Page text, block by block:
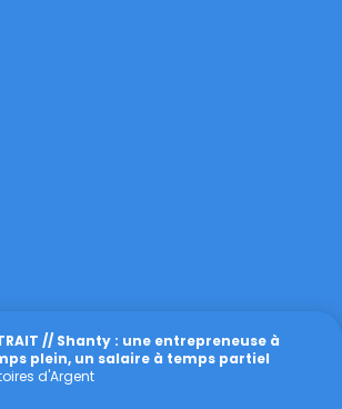
// Shanty : une entrepreneuse à
plein, un salaire à temps partiel
d'Argent